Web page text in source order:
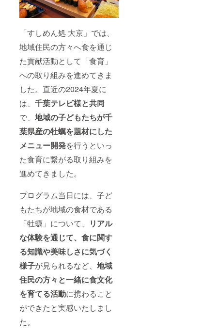
「すしめん処 大京」では、
地域住民の方々へ食を通じ
た貢献活動として「食育」
への取り組みを進めてきま
した。直近の2024年夏に
は、 千葉テレビ様と共同
で、 地域の子どもたちが千
葉県産の牡蠣を題材にした
メニュー開発を行うといっ
た食育に繋がる取り組みを
進めてきました。
プログラム当日には、子ど
もたちが地域の食材である
「牡蠣」について、
リアル
な体験を通じて、食に関す
る知識や美味しさに気づく
様子が見られるなど、 地域
住民の方々と一緒に食文化
を育てる活動に携わること
ができたと実感いたしまし
た。